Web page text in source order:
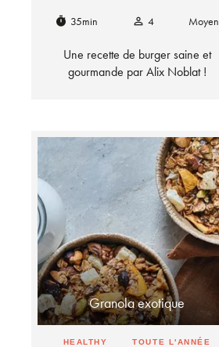
timer 35min person_outline 4 Moyen
Une recette de burger saine et
gourmande par Alix Noblat !
Granola exotique
HEALTHY TOUTE L'ANNÉE